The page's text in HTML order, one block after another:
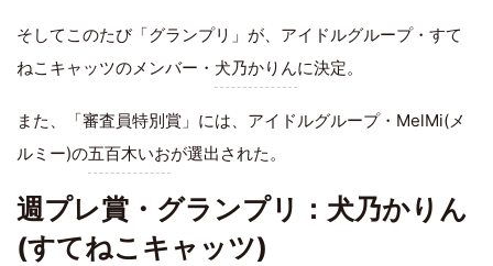
そしてこのたび「グランプリ」が、アイドルグループ・すて
ねこキャッツのメンバー・ 犬乃かりんに決定。
また、「審査員特別賞」には、アイドルグループ・MelMi(メ
ルミー)の五百木いおが選出された。
週プレ賞・グランプリ：犬乃かりん
(すてねこキャッツ)